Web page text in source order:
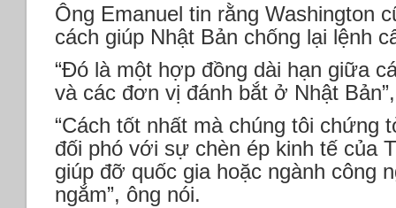
Ông Emanuel tin rằng Washington
cách giúp Nhật Bản chống lại lệnh
“Đó là một hợp đồng dài hạn giữa
và các đơn vị đánh bắt ở Nhật
“Cách tốt nhất mà chúng tôi chứng
đối phó với sự chèn ép kinh tế của
giúp đỡ quốc gia hoặc ngành công
ngắm”, ông nói.